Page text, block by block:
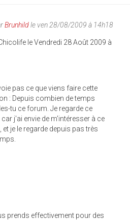
Brunhildle ven 28/08/2009 à 14h18
le Vendredi 28 Août 2009 à
pas ce que viens faire cette
: Depuis combien de temps
tu ce forum. Je regarde ce
j'ai envie de m'intéresser à ce
et je le regarde depuis pas très
prends effectivement pour des